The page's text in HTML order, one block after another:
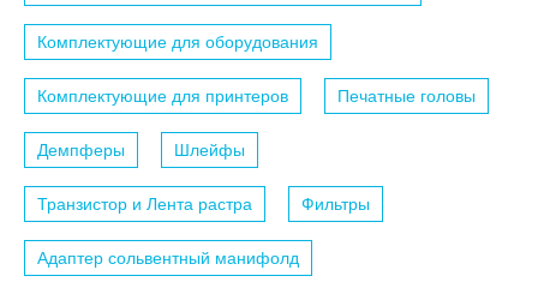
Комплектующие для оборудования
Комплектующие для принтеров Печатные головы
Демпферы Шлейфы
Транзистор и Лента растра Фильтры
Адаптер сольвентный манифолд